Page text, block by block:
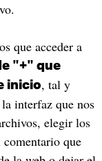
que acceder a
"+" que
inicio, tal y
interfaz que nos
elegir los
que